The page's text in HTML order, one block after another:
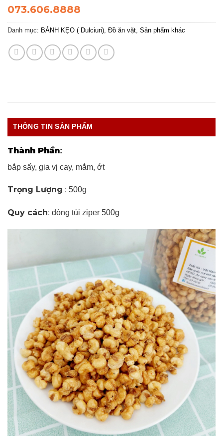
073.606.8888
Danh mục: BÁNH KẸO ( Dulciuri) Đồ ăn vặt Sản phẩm khác
THÔNG TIN SẢN PHẨM
Thành Phần:
bắp sấy, gia vị cay, mắm, ớt
Trọng Lượng : 500g
Quy cách: đóng túi ziper 500g